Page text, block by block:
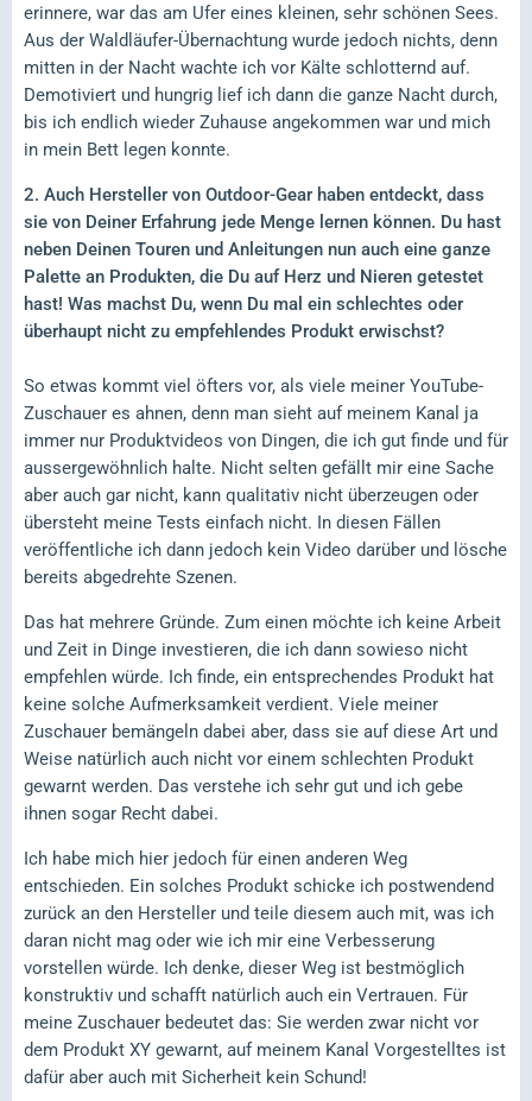
erinnere, war das am Ufer eines kleinen, sehr schönen Sees.
Aus der Waldläufer-Übernachtung wurde jedoch nichts, denn
mitten in der Nacht wachte ich vor Kälte schlotternd auf.
Demotiviert und hungrig lief ich dann die ganze Nacht durch,
bis ich endlich wieder Zuhause angekommen war und mich
in mein Bett legen konnte.
2. Auch Hersteller von Outdoor-Gear haben entdeckt, dass
sie von Deiner Erfahrung jede Menge lernen können. Du hast
neben Deinen Touren und Anleitungen nun auch eine ganze
Palette an Produkten, die Du auf Herz und Nieren getestet
hast! Was machst Du, wenn Du mal ein schlechtes oder
überhaupt nicht zu empfehlendes Produkt erwischst?
So etwas kommt viel öfters vor, als viele meiner YouTube-
Zuschauer es ahnen, denn man sieht auf meinem Kanal ja
immer nur Produktvideos von Dingen, die ich gut finde und für
aussergewöhnlich halte. Nicht selten gefällt mir eine Sache
aber auch gar nicht, kann qualitativ nicht überzeugen oder
übersteht meine Tests einfach nicht. In diesen Fällen
veröffentliche ich dann jedoch kein Video darüber und lösche
bereits abgedrehte Szenen.
Das hat mehrere Gründe. Zum einen möchte ich keine Arbeit
und Zeit in Dinge investieren, die ich dann sowieso nicht
empfehlen würde. Ich finde, ein entsprechendes Produkt hat
keine solche Aufmerksamkeit verdient. Viele meiner
Zuschauer bemängeln dabei aber, dass sie auf diese Art und
Weise natürlich auch nicht vor einem schlechten Produkt
gewarnt werden. Das verstehe ich sehr gut und ich gebe
ihnen sogar Recht dabei.
Ich habe mich hier jedoch für einen anderen Weg
entschieden. Ein solches Produkt schicke ich postwendend
zurück an den Hersteller und teile diesem auch mit, was ich
daran nicht mag oder wie ich mir eine Verbesserung
vorstellen würde. Ich denke, dieser Weg ist bestmöglich
konstruktiv und schafft natürlich auch ein Vertrauen. Für
meine Zuschauer bedeutet das: Sie werden zwar nicht vor
dem Produkt XY gewarnt, auf meinem Kanal Vorgestelltes ist
dafür aber auch mit Sicherheit kein Schund!